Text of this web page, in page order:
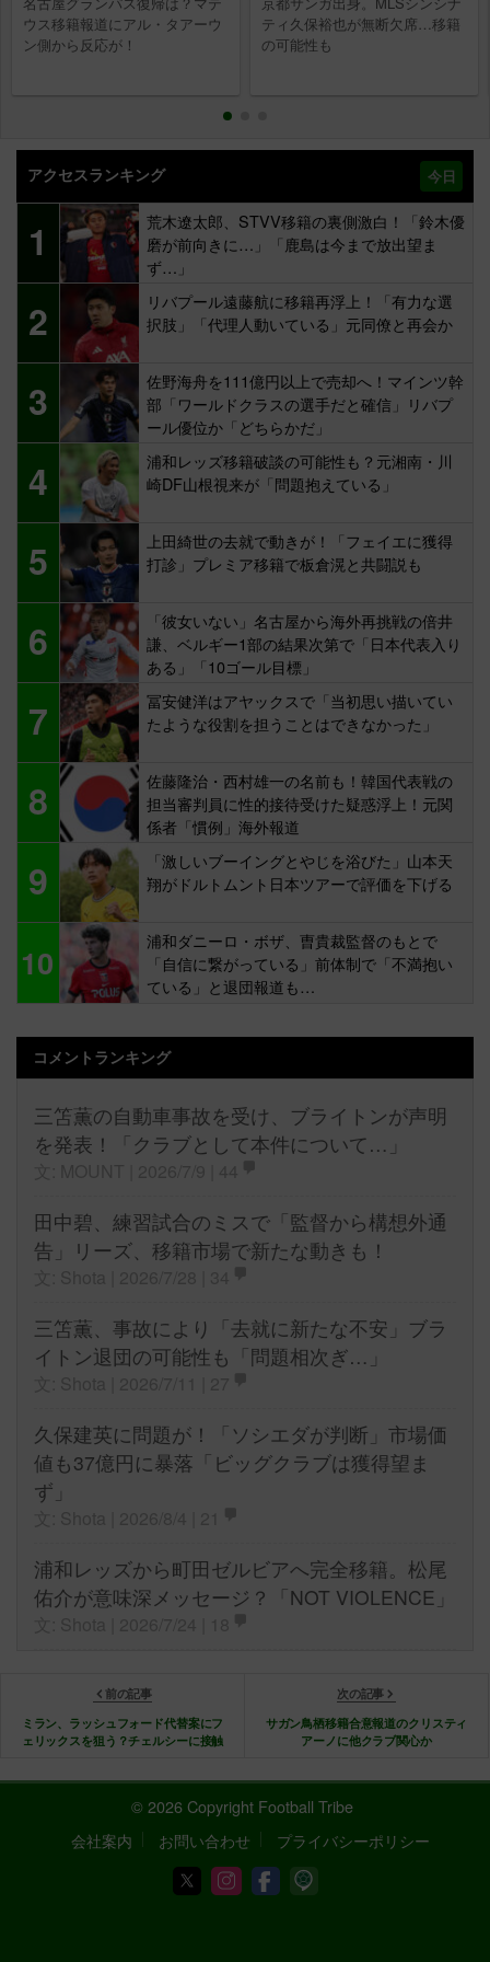
ウス移籍報道にアル・タアーウ
ン側から反応が！
ティ久保裕也が無断欠席…移籍
の可能性も
アクセスランキング 今日
1
荒木遼太郎、STVV移籍の裏側激白！「鈴木優
磨が前向きに…」「鹿島は今まで放出望ま
ず…」
2
リバプール遠藤航に移籍再浮上！「有力な選
択肢」「代理人動いている」元同僚と再会か
3
佐野海舟を111億円以上で売却へ！マインツ幹
部「ワールドクラスの選手だと確信」リバプ
ール優位か「どちらかだ」
4
浦和レッズ移籍破談の可能性も？元湘南・川
崎DF山根視来が「問題抱えている」
5
上田綺世の去就で動きが！「フェイエに獲得
打診」プレミア移籍で板倉滉と共闘説も
6
「彼女いない」名古屋から海外再挑戦の倍井
謙、ベルギー1部の結果次第で「日本代表入り
ある」「10ゴール目標」
7
冨安健洋はアヤックスで「当初思い描いてい
たような役割を担うことはできなかった」
8
佐藤隆治・西村雄一の名前も！韓国代表戦の
担当審判員に性的接待受けた疑惑浮上！元関
係者「慣例」海外報道
9
「激しいブーイングとやじを浴びた」山本天
翔がドルトムント日本ツアーで評価を下げる
10
浦和ダニーロ・ボザ、曺貴裁監督のもとで
「自信に繋がっている」前体制で「不満抱い
ている」と退団報道も…
コメントランキング
三笘薫の自動車事故を受け、ブライトンが声明
を発表！「クラブとして本件について…」
田中碧、練習試合のミスで「監督から構想外通
告」リーズ、移籍市場で新たな動きも！
三笘薫、事故により「去就に新たな不安」ブラ
イトン退団の可能性も「問題相次ぎ…」
久保建英に問題が！「ソシエダが判断」市場価
値も37億円に暴落「ビッグクラブは獲得望ま
ず」
浦和レッズから町田ゼルビアへ完全移籍。松尾
佑介が意味深メッセージ？「NOT VIOLENCE」
前の記事
ミラン、ラッシュフォード代替案にフ
ェリックスを狙う？チェルシーに接触
次の記事
サガン鳥栖移籍合意報道のクリスティ
アーノに他クラブ関心か
© 2026 Copyright Football Tribe
会社案内
お問い合わせ プライバシーポリシー